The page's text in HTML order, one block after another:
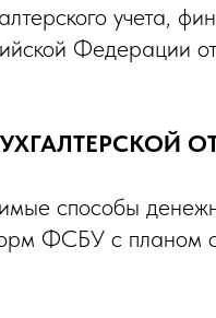
учета,
способы
ФСБУ с планом